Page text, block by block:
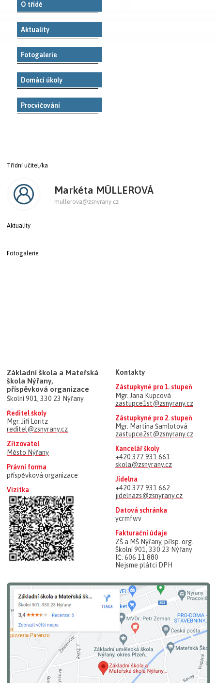
O třídě
Aktuality
Fotogalerie
Domácí úkoly
Procvičování
Třídní učitel/ka
Markéta MÜLLEROVÁ
mullerova@zsnyrany.cz
Aktuality
Fotogalerie
Základní škola a Mateřská
škola Nýřany,
příspěvková organizace
Školní 901, 330 23 Nýřany
Ředitel školy
Mgr. Jiří Loritz
reditel@zsnyrany.cz
Zřizovatel
Město Nýřany
Právní forma
příspěvková organizace
Vizitka
Kontakty
Zástupkyně pro 1. stupeň
Mgr. Jana Kupcová
zastupce1st@zsnyrany.cz
Zástupkyně pro 2. stupeň
Mgr. Martina Šamlotová
zastupce2st@zsnyrany.cz
Kancelář školy
+420 377 931 661
skola@zsnyrany.cz
Jídelna
+420 377 931 662
jidelnazs@zsnyrany.cz
Datová schránka
ycrmfwv
Fakturační údaje
ZŠ a MŠ Nýřany, přísp. org.
Školní 901, 330 23 Nýřany
IČ: 606 11 880
Nejsme plátci DPH